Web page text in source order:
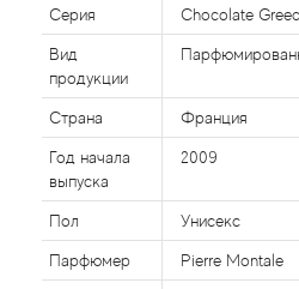
Серия Chocolate
Вид
продукции
Страна Франция
Год начала
выпуска
2009
Пол Унисекс
Парфюмер Pierre Montale
Al Jazeera
Alaia Paris
Alexander McQueen
Alexandre Barthet
Alexandre J